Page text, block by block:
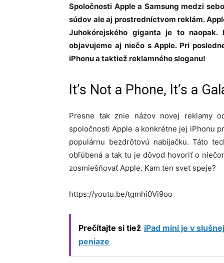
Spoločnosti Apple a Samsung medzi
súdov ale aj prostredníctvom reklám.
Juhokórejského giganta je to
objavujeme aj niečo s Apple. Pri
iPhonu a taktiež reklamného sloganu!
It’s Not a Phone, It’s a
Presne tak znie názov novej reklamy
spoločnosti Apple a konkrétne jej iPhonu
populárnu bezdrôtovú nabíjačku. Táto
obľúbená a tak tu je dôvod hovoriť o
zosmiešňovať Apple. Kam ten svet speje?
https://youtu.be/tgmhi0Vi9oo
Prečítajte si tiež iPad mini je v
peniaze